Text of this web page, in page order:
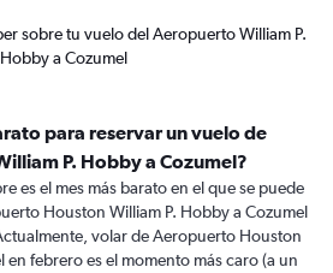
sobre tu vuelo del Aeropuerto William P.
Hobby a Cozumel
para reservar un vuelo de
P. Hobby a Cozumel?
es el mes más barato en el que se puede
Houston William P. Hobby a Cozumel
volar de Aeropuerto Houston
en febrero es el momento más caro (a un